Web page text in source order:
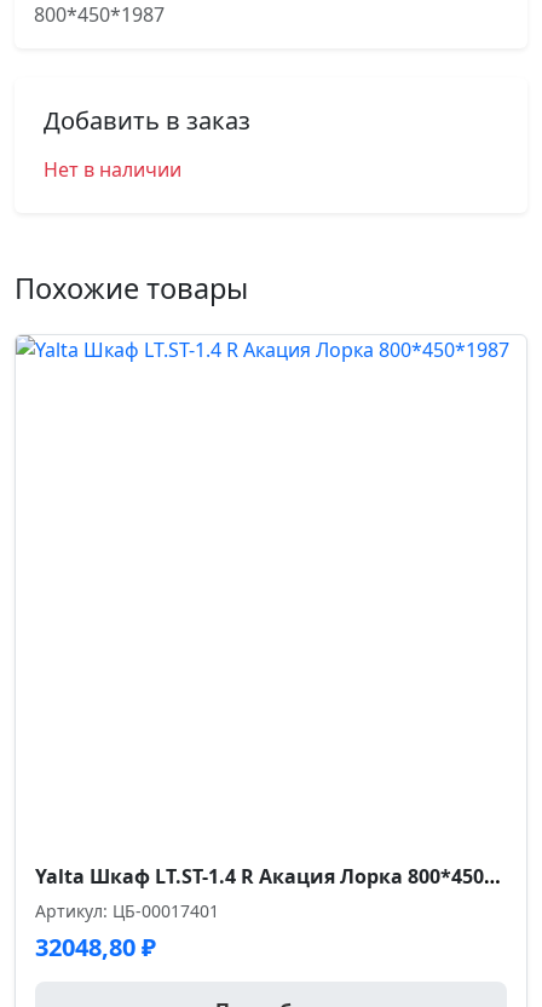
800*450*1987
Добавить в заказ
Нет в наличии
Похожие товары
Yalta Шкаф LT.ST-1.4 R Акация Лорка 800*450*1987
Артикул: ЦБ-00017401
32048,80₽